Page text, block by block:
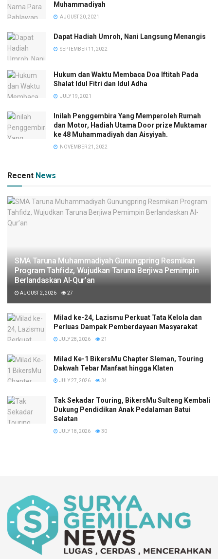
Muhammadiyah
AUGUST 20, 2021
Dapat Hadiah Umroh, Nani Langsung Menangis
SEPTEMBER 11, 2022
Hukum dan Waktu Membaca Doa Iftitah Pada
Shalat Idul Fitri dan Idul Adha
JULY 19, 2021
Inilah Penggembira Yang Memperoleh Rumah
dan Motor, Hadiah Utama Door prize Muktamar
ke 48 Muhammadiyah dan Aisyiyah.
NOVEMBER 21, 2022
Recent News
SMA Taruna Muhammadiyah Gunungpring Resmikan
Program Tahfidz, Wujudkan Taruna Berjiwa Pemimpin
Berlandaskan Al-Qur’an
AUGUST 2, 2026 27
Milad ke-24, Lazismu Perkuat Tata Kelola dan
Perluas Dampak Pemberdayaan Masyarakat
JULY 28, 2026 21
Milad Ke-1 BikersMu Chapter Sleman, Touring
Dakwah Tebar Manfaat hingga Klaten
JULY 27, 2026 34
Tak Sekadar Touring, BikersMu Sulteng Kembali
Dukung Pendidikan Anak Pedalaman Batui
Selatan
JULY 18, 2026 30